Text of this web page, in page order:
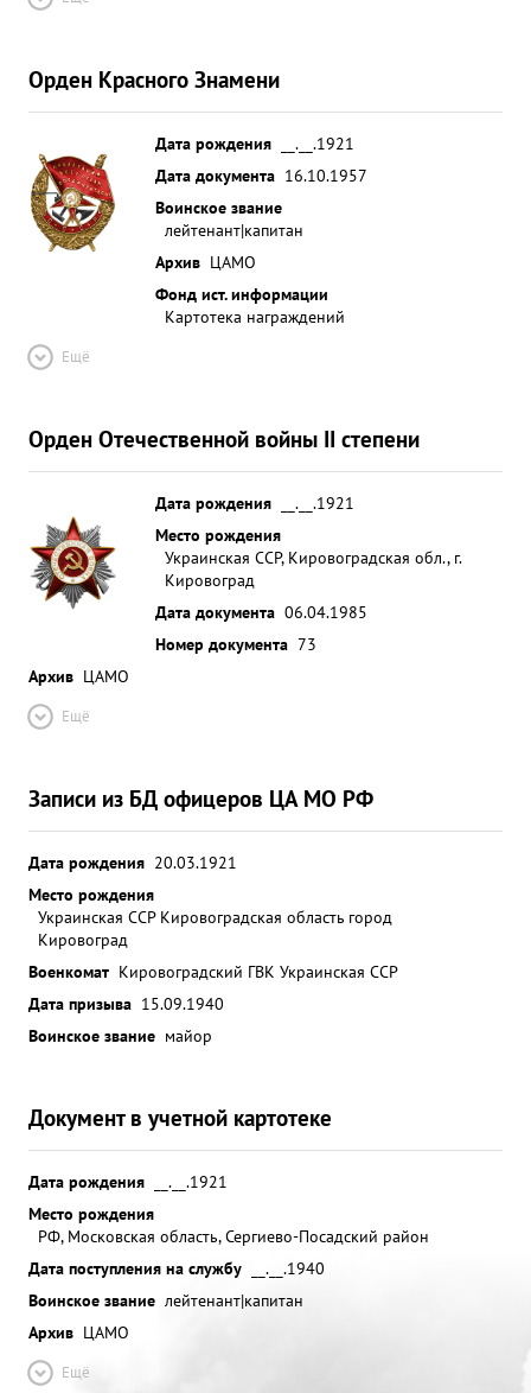
Орден Красного Знамени
Дата рождения
__.__.1921
Дата документа 16.10.1957
Воинское звание
лейтенант|капитан
Архив ЦАМО
Фонд ист. информации
Картотека награждений
Ещё
Орден Отечественной войны II степени
Дата рождения
__.__.1921
Место рождения
Украинская ССР, Кировоградская обл., г.
Кировоград
Дата документа 06.04.1985
Номер документа 73
Архив ЦАМО
Ещё
Записи из БД офицеров ЦА МО РФ
Дата рождения 20.03.1921
Место рождения
Украинская ССР Кировоградская область город
Кировоград
Военкомат Кировоградский ГВК Украинская ССР
Дата призыва 15.09.1940
Воинское звание майор
Документ в учетной картотеке
Дата рождения
__.__.1921
Место рождения
РФ, Московская область, Сергиево-Посадский район
Дата поступления на службу
__.__.1940
Воинское звание лейтенант|капитан
Архив ЦАМО
Ещё